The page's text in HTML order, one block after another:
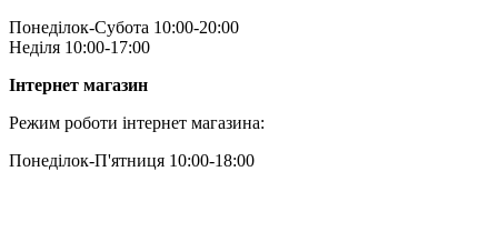
Понеділок-Субота 10:00-20:00
Неділя 10:00-17:00
Інтернет магазин
Режим роботи інтернет магазина:
Понеділок-П'ятниця 10:00-18:00